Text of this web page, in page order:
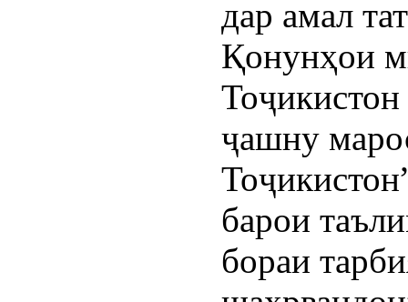
дар амал
Қонунҳои
ҷашну
барои
бораи